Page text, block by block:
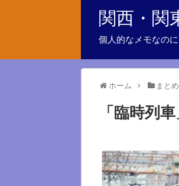
関西・関
個人的なメモなの
ホーム まとめ
「 臨時列車